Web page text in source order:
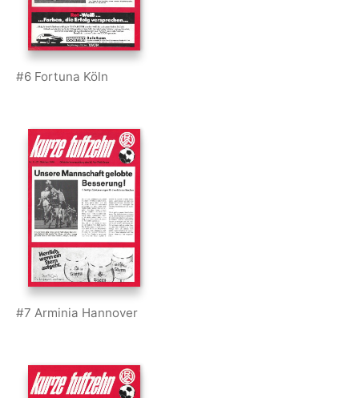
#6 Fortuna Köln
#7 Arminia Hannover